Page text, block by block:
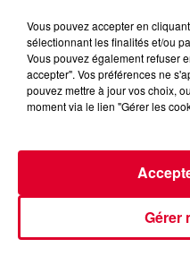
Vous pouvez accepter en
sélectionnant les finalités et/ou
Vous pouvez également refuser
accepter". Vos préférences ne
pouvez mettre à jour vos choix,
moment via le lien "Gérer les
Gérer